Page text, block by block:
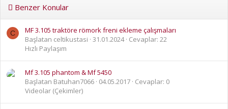
Benzer Konular
C
MF 3.105 traktöre römork freni ekleme çalışmaları
Başlatan celtikustasi 31.01.2024 Cevaplar: 22
Hızlı Paylaşım
Mf 3.105 phantom & Mf 5450
Başlatan Batuhan7066 04.05.2017 Cevaplar: 0
Videolar (Çekimler)